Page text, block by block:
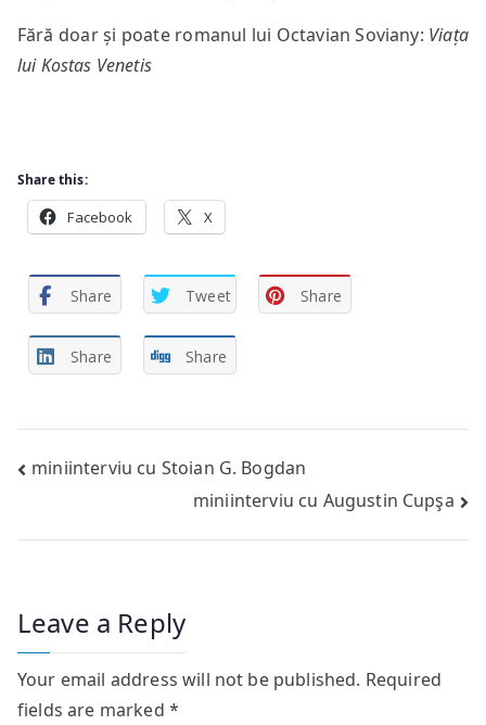
Fără doar și poate romanul lui Octavian Soviany: Viața
lui Kostas Venetis
Share this:
Facebook X
Share Tweet Share
Share Share
Post
miniinterviu cu Stoian G. Bogdan
miniinterviu cu Augustin Cupşa
Leave a Reply
Your email address will not be published. Required
fields are marked *